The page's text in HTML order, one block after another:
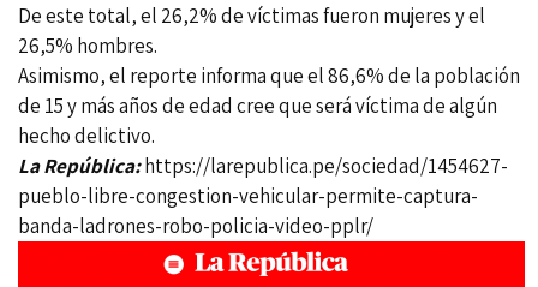
De este total, el 26,2% de víctimas fueron mujeres y el
26,5% hombres.
Asimismo, el reporte informa que el 86,6% de la población
de 15 y más años de edad cree que será víctima de algún
hecho delictivo.
La República:https://larepublica.pe/sociedad/1454627-
pueblo-libre-congestion-vehicular-permite-captura-
banda-ladrones-robo-policia-video-pplr/